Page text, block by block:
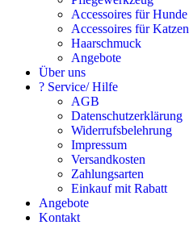
Accessoires für Hunde
Accessoires für Katzen
Haarschmuck
Angebote
Über uns
? Service/ Hilfe
AGB
Datenschutzerklärung
Widerrufsbelehrung
Impressum
Versandkosten
Zahlungsarten
Einkauf mit Rabatt
Angebote
Kontakt